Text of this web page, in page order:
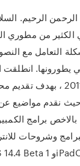
الرحمن الرحيم.
الكثير من مطوري
عام 2011 ، بهدف
حيث نقدم مواضيع عن
برامج
وشروحات